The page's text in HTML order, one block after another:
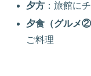
夕方 ：旅館に
夕食（グルメ②
ご料理